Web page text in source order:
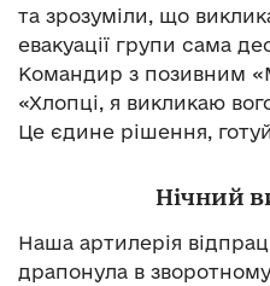
та зрозуміли, що
евакуації групи сама
Командир з позивним
«Хлопці, я викликаю
Це єдине рішення,
Нічний
Наша артилерія
драпонула в